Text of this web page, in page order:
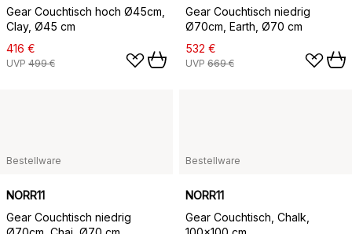
Gear Couchtisch hoch Ø45cm,
Clay, Ø45 cm
416 €
UVP 499 €
Gear Couchtisch niedrig
Ø70cm, Earth, Ø70 cm
532 €
UVP 669 €
Bestellware
NORR11
Gear Couchtisch niedrig
Bestellware
NORR11
Gear Couchtisch, Chalk,